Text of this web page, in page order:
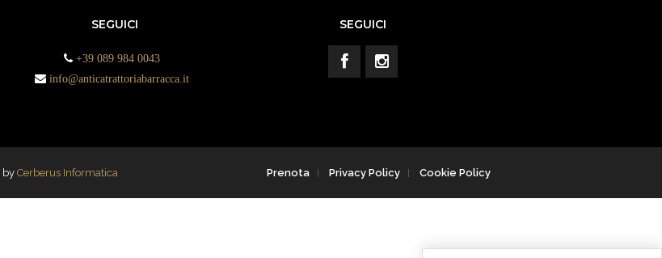
SEGUICI
+39 089 984 0043
info@anticatrattoriabarracca.it
SEGUICI
Prenota Privacy Policy Cookie Policy
by Cerberus Informatica